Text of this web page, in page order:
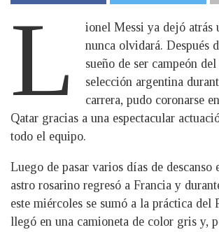
L
ionel Messi ya dejó atrás
nunca olvidará. Después
sueño de ser campeón
selección argentina
carrera, pudo coronarse
Qatar gracias a una espectacular
todo el equipo.
Luego de pasar varios días de descanso
astro rosarino regresó a Francia y
este miércoles se sumó a la práctica del
llegó en una camioneta de color gris y,